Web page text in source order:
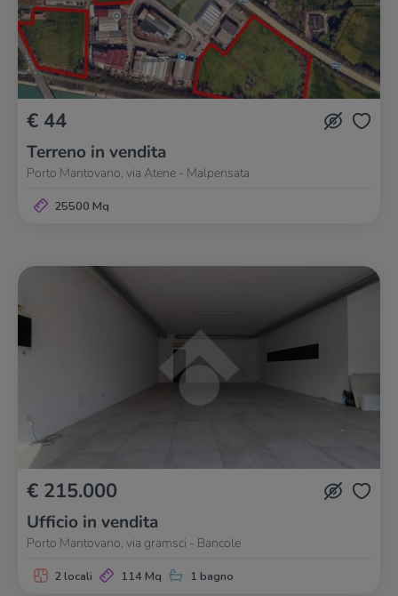
€ 44
Terreno in vendita
Porto Mantovano, via Atene - Malpensata
25500 Mq
€ 215.000
Ufficio in vendita
Porto Mantovano, via gramsci - Bancole
2 locali 114 Mq 1 bagno